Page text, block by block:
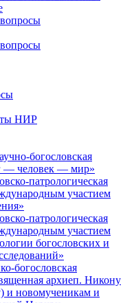
НИР
богословская
— человек — мир»
патрологическая
участием
патрологическая
участием
богословских и
богословская
архиеп. Никону
и новомученикам и